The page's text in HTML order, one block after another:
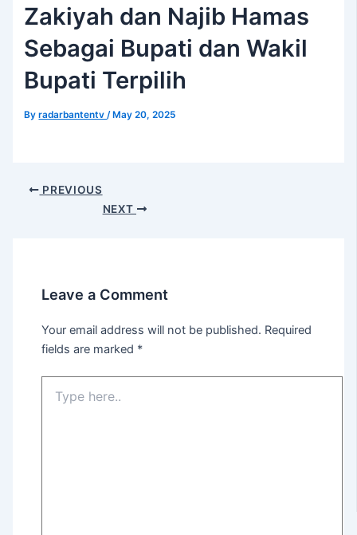
Zakiyah dan Najib Hamas
Sebagai Bupati dan Wakil
Bupati Terpilih
Byradarbantentv/ May 20, 2025
PREVIOUS
NEXT
Leave a Comment
Your email address will not be published. Required
fields are marked *
here..